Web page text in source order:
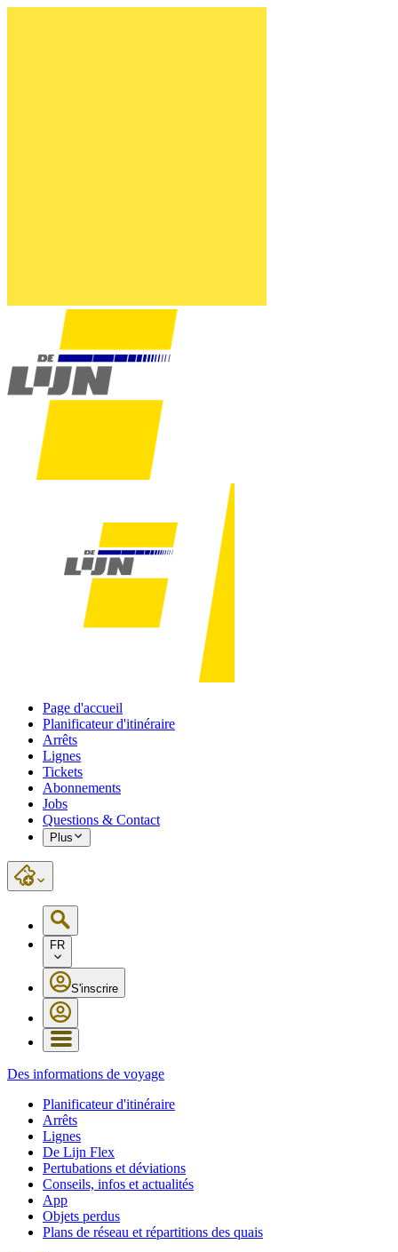
Page d'accueil
Planificateur d'itinéraire
Arrêts
Lignes
Tickets
Abonnements
Jobs
Questions & Contact
Plus
FR
S'inscrire
Des informations de voyage
Planificateur d'itinéraire
Arrêts
Lignes
De Lijn Flex
Pertubations et déviations
Conseils, infos et actualités
App
Objets perdus
Plans de réseau et répartitions des quais